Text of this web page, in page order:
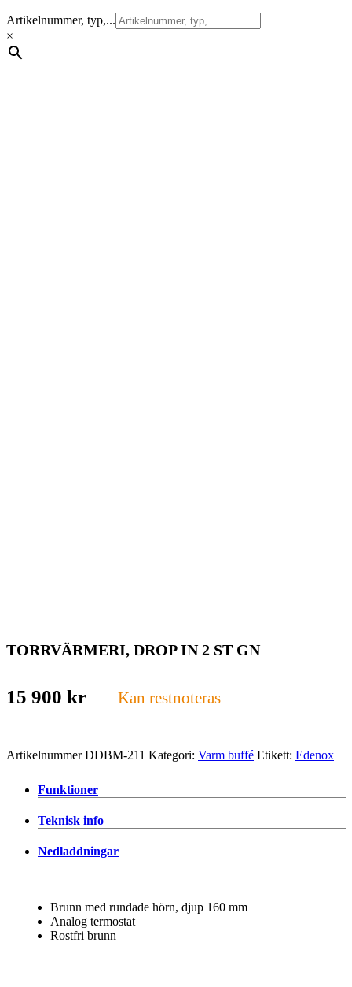
Artikelnummer, typ,...
×
TORRVÄRMERI, DROP IN 2 ST GN
15 900 kr Kan restnoteras
ArtikelnummerDDBM-211 Kategori: Varm buffé Etikett: Edenox
Funktioner
Teknisk info
Nedladdningar
Brunn med rundade hörn, djup 160 mm
Analog termostat
Rostfri brunn